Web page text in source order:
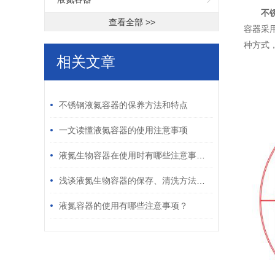
查看全部 >>
相关文章
不锈钢液氮容器的保养方法和特点
一文读懂液氮容器的使用注意事项
液氮生物容器在使用时有哪些注意事项？
浅谈液氮生物容器的保存、清洗方法及其运输
液氮容器的使用有哪些注意事项？
不
容器采
种方式